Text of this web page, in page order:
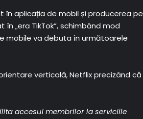
în aplicația de mobil și producerea pe
„era TikTok”, schimbând mod
mobile va debuta în următoarele
verticală, Netflix precizând că
accesul membrilor la serviciile